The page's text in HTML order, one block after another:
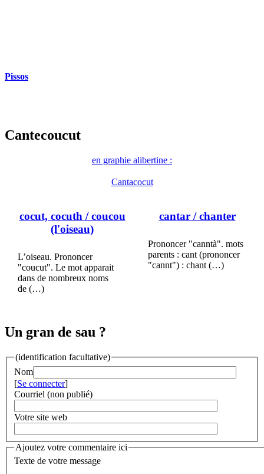
Pissos
Cantecoucut
en graphie alibertine :
Cantacocut
cocut, cocuth / coucou
(l'oiseau)
L’oiseau. Prononcer
"coucut". Le mot apparait
dans de nombreux noms
de (…)
cantar/ chanter
Prononcer "canntà". mots
parents : cant (prononcer
"cannt") : chant (…)
Un gran de sau ?
(identification facultative)
Nom
[Se connecter]
Courriel (non publié)
Votre site web
Ajoutez votre commentaire ici
Texte de votre message